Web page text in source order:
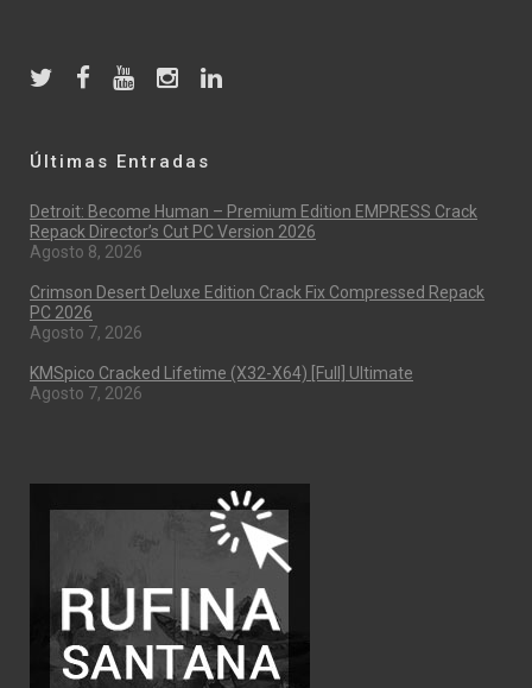
Últimas Entradas
Detroit: Become Human – Premium Edition EMPRESS Crack
Repack Director’s Cut PC Version 2026
Agosto 8, 2026
Crimson Desert Deluxe Edition Crack Fix Compressed Repack
PC 2026
Agosto 7, 2026
KMSpico Cracked Lifetime (x32-X64) [Full] Ultimate
Agosto 7, 2026